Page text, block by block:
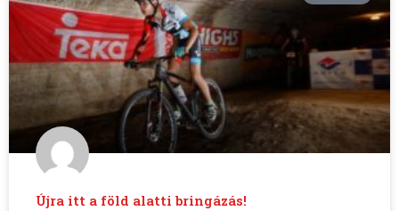
Újra itt a föld alatti bringázás!